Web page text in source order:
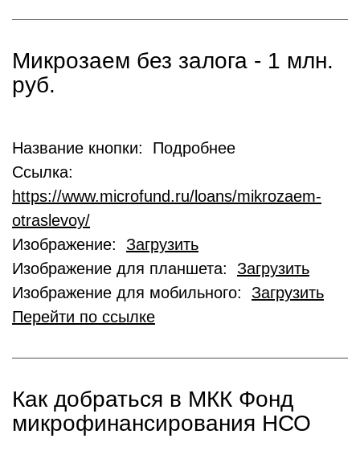
Микрозаем без залога - 1 млн.
руб.
Название кнопки: Подробнее
Ссылка:
https://www.microfund.ru/loans/mikrozaem-
otraslevoy/
Изображение: Загрузить
Изображение для планшета: Загрузить
Изображение для мобильного: Загрузить
Перейти по ссылке
Как добраться в МКК Фонд
микрофинансирования НСО